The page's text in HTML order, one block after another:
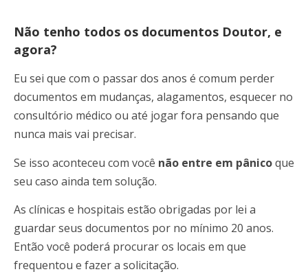
Não tenho todos os documentos Doutor, e
agora?
Eu sei que com o passar dos anos é comum perder
documentos em mudanças, alagamentos, esquecer no
consultório médico ou até jogar fora pensando que
nunca mais vai precisar.
Se isso aconteceu com você não entre em pânicoque
seu caso ainda tem solução.
As clínicas e hospitais estão obrigadas por lei a
guardar seus documentos por no mínimo 20 anos.
Então você poderá procurar os locais em que
frequentou e fazer a solicitação.